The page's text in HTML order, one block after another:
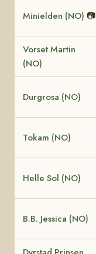
Minielden (NO) 📷
Vorset Martin
(NO)
Durgrosa (NO)
Tokam (NO)
Helle Sol (NO)
B.B. Jessica (NO)